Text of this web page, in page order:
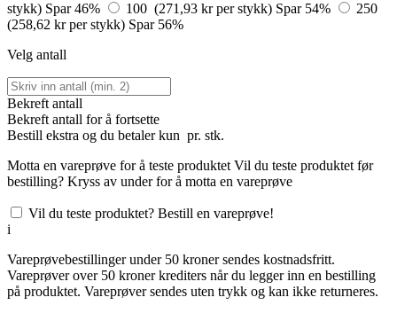
stykk) Spar 46% 100 (271,93 kr per stykk) Spar 54%
250
(258,62 kr per stykk) Spar 56%
Velg antall
Bekreft antall
Bekreft antall for å fortsette
Bestill ekstra og du betaler kun pr. stk.
Motta en vareprøve for å teste produktetVil du teste produktet før
bestilling? Kryss av under for å motta en vareprøve
Vil du teste produktet? Bestill en vareprøve!
i
Vareprøvebestillinger under 50 kroner sendes kostnadsfritt.
Vareprøver over 50 kroner krediters når du legger inn en bestilling
på produktet. Vareprøver sendes uten trykk og kan ikke returneres.